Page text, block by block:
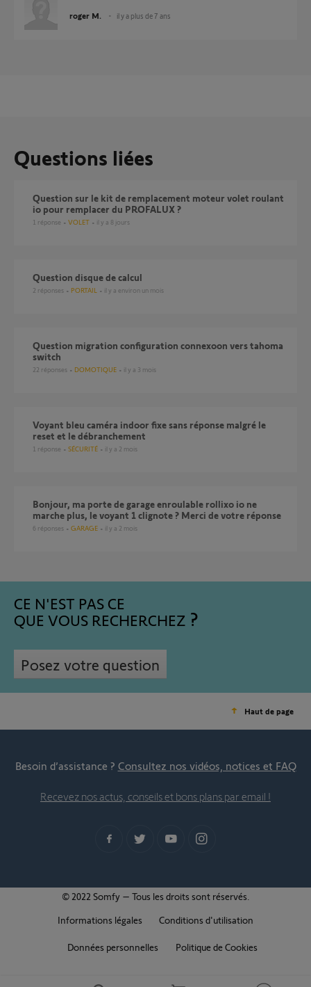
roger M. il y a plus de 7 ans
Questions liées
Question sur le kit de remplacement moteur volet roulant
io pour remplacer du PROFALUX ?
1 réponse VOLET il y a 8 jours
Question disque de calcul
2 réponses PORTAIL il y a environ un mois
Question migration configuration connexoon vers tahoma
switch
22 réponses DOMOTIQUE il y a 3 mois
Voyant bleu caméra indoor fixe sans réponse malgré le
reset et le débranchement
1 réponse SÉCURITÉ il y a 2 mois
Bonjour, ma porte de garage enroulable rollixo io ne
marche plus, le voyant 1 clignote ? Merci de votre réponse
6 réponses GARAGE il y a 2 mois
CE N'EST PAS CE
QUE VOUS RECHERCHEZ
Posez votre question
Haut de page
Besoin d’assistance ? Consultez nos vidéos, notices et FAQ
Recevez nos actus, conseils et bons plans par email !
© 2022 Somfy – Tous les droits sont réservés.
Informations légales
Conditions d'utilisation
Données personnelles Politique de Cookies